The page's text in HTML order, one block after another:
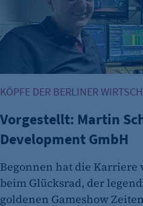
Cookie Consent
Name:
cookie_consent
Zweck:
Dieser Cookie speichert
Cookie Laufzeit:
1 Jahr
KÖPFE DER BERLINER
Vorgestellt: Martin
Development GmbH
Begonnen hat die Karriere
beim Glücksrad, der
goldenen Gameshow